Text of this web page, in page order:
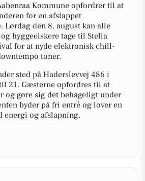
Kommune opfordrer til at
for en afslappet
Lørdag den 8. august kan alle
hyggeelskere tage til Stella
for at nyde elektronisk chill-
toner.
sted på Haderslevvej 486 i
21. Gæsterne opfordres til at
og gøre sig det behageligt under
byder på fri entré og lover en
energi og afslapning.